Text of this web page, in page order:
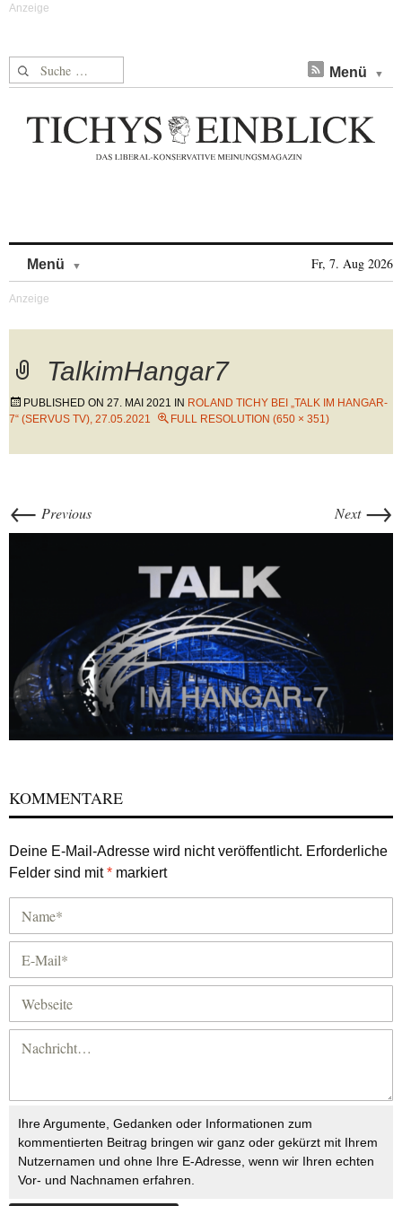
Suche nach: Menü
Menü Fr, 7. Aug 2026
TalkimHangar7
PUBLISHED ON 27. MAI 2021 IN ROLAND TICHY BEI „TALK IM HANGAR-
7“ (SERVUS TV), 27.05.2021
FULL RESOLUTION (650 × 351)
← Previous Next →
KOMMENTARE
Deine E-Mail-Adresse wird nicht veröffentlicht. Erforderliche
Felder sind mit* markiert
Ihre Argumente, Gedanken oder Informationen zum
kommentierten Beitrag bringen wir ganz oder gekürzt mit Ihrem
Nutzernamen und ohne Ihre E-Adresse, wenn wir Ihren echten
Vor- und Nachnamen erfahren.